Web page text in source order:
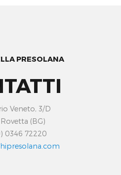
PRESOLANA
Veneto, 3/D
(BG)
0346 72220